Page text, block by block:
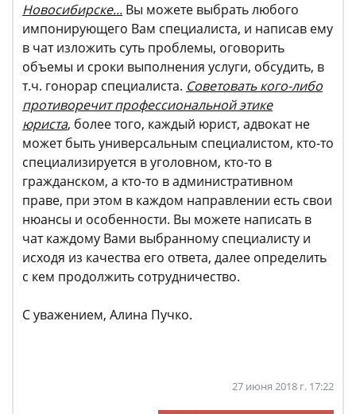
Новосибирске... Вы можете выбрать любого
импонирующего Вам специалиста, и написав ему
в чат изложить суть проблемы, оговорить
объемы и сроки выполнения услуги, обсудить, в
т.ч. гонорар специалиста. Советовать кого-либо
противоречит профессиональной этике
юриста, более того, каждый юрист, адвокат не
может быть универсальным специалистом, кто-то
специализируется в уголовном, кто-то в
гражданском, а кто-то в административном
праве, при этом в каждом направлении есть свои
нюансы и особенности. Вы можете написать в
чат каждому Вами выбранному специалисту и
исходя из качества его ответа, далее определить
с кем продолжить сотрудничество.
С уважением, Алина Пучко.
27 июня 2018 г. 17:22